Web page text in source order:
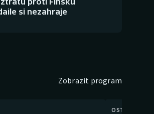
si nezahraje
Zobrazit program
OSTATNÍ